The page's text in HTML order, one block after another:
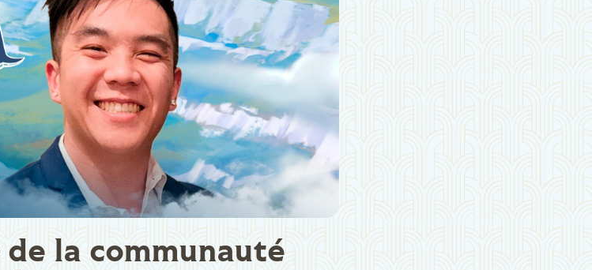
la communauté